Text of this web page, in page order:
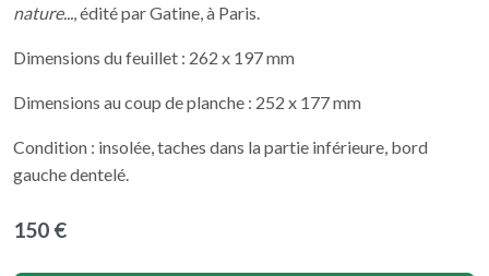
nature..., édité par Gatine, à Paris.
Dimensions du feuillet : 262 x 197 mm
Dimensions au coup de planche : 252 x 177 mm
Condition : insolée, taches dans la partie inférieure, bord
gauche dentelé.
150 €